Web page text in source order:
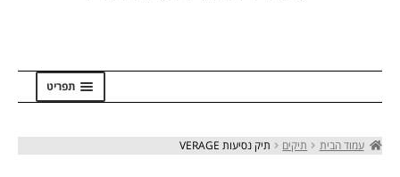
תפריט
עמוד הבית תיקים תיק נסיעות VERAGE